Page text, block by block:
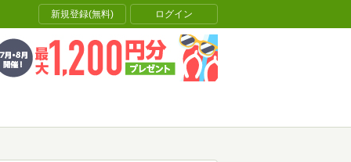
新規登録(無料) ログイン